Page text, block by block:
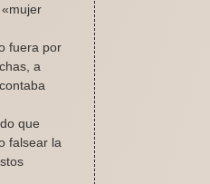
fuera por
a
que
falsear la